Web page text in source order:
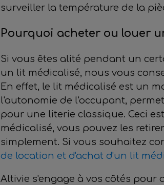
surveiller la température de la
Pourquoi acheter ou louer
Si vous êtes alité pendant un
un lit médicalisé, nous vous
En effet, le lit médicalisé est un
l'autonomie de l'occupant,
pour une literie classique. Ceci
médicalisé, vous pouvez les
simplement. Si vous souhaitez
de location et d'achat d'un lit
Altivie s'engage à vos côtés